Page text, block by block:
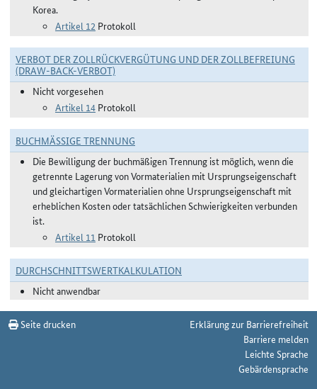
Korea.
Artikel 12 Protokoll
VERBOT DER ZOLLRÜCKVERGÜTUNG UND DER ZOLLBEFREIUNG
(DRAW-BACK-VERBOT)
Nicht vorgesehen
Artikel 14 Protokoll
BUCHMÄSSIGE TRENNUNG
Die Bewilligung der buchmäßigen Trennung ist möglich, wenn die
getrennte Lagerung von Vormaterialien mit Ursprungseigenschaft
und gleichartigen Vormaterialien ohne Ursprungseigenschaft mit
erheblichen Kosten oder tatsächlichen Schwierigkeiten verbunden
ist.
Artikel 11 Protokoll
DURCHSCHNITTSWERTKALKULATION
Nicht anwendbar
Seite drucken
Erklärung zur Barrierefreiheit
Barriere melden
Leichte Sprache
Gebärdensprache